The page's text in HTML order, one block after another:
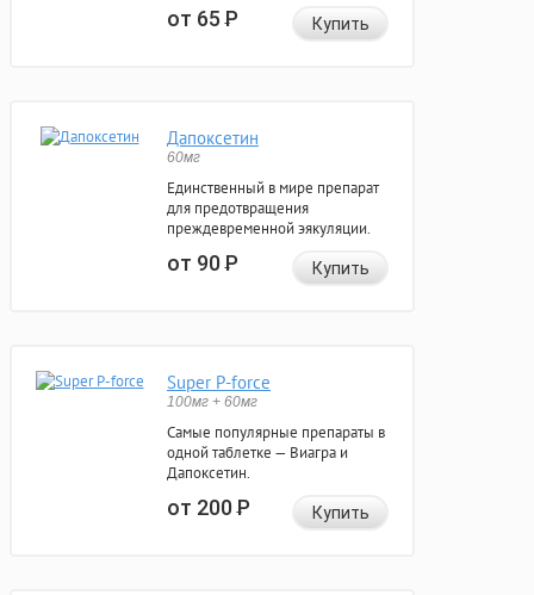
от 65Р Купить
Дапоксетин
60мг
Единственный в мире препарат
для предотвращения
преждевременной эякуляции.
от 90Р Купить
Super P-force
100мг + 60мг
Самые популярные препараты в
одной таблетке — Виагра и
Дапоксетин.
от 200Р Купить